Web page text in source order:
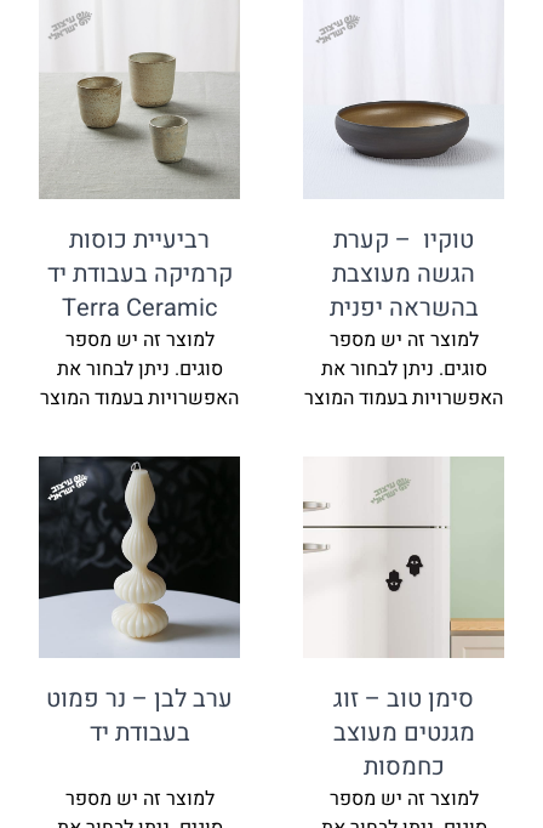
טוקיו – קערת
הגשה מעוצבת
בהשראה יפנית
למוצר זה יש מספר
סוגים. ניתן לבחור את
האפשרויות בעמוד המוצר
רביעיית כוסות
קרמיקה בעבודת יד
Terra Ceramic
למוצר זה יש מספר
סוגים. ניתן לבחור את
האפשרויות בעמוד המוצר
סימן טוב – זוג
מגנטים מעוצב
כחמסות
למוצר זה יש מספר
ערב לבן – נר פמוט
בעבודת יד
למוצר זה יש מספר